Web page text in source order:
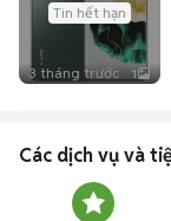
Tin hết hạn
3 tháng trước 1
Các dịch vụ và